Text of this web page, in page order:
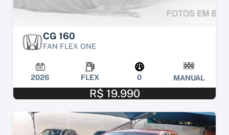
CG 160
FAN FLEX ONE
2026 FLEX 0 MANUAL
R$ 19.990